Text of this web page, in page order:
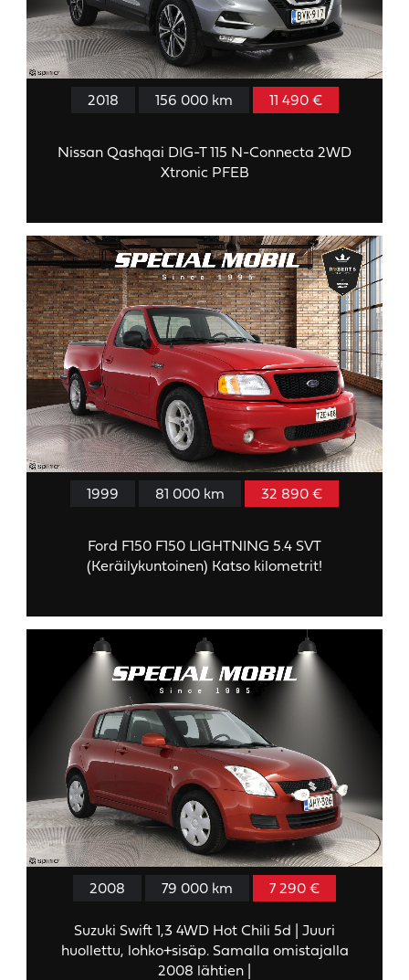
2018 156 000 km 11 490 €
Nissan Qashqai DIG-T 115 N-Connecta 2WD
Xtronic PFEB
1999 81 000 km 32 890 €
Ford F150 F150 LIGHTNING 5.4 SVT
(Keräilykuntoinen) Katso kilometrit!
2008 79 000 km 7 290 €
Suzuki Swift 1,3 4WD Hot Chili 5d | Juuri
huollettu, lohko+sisäp. Samalla omistajalla
2008 lähtien |